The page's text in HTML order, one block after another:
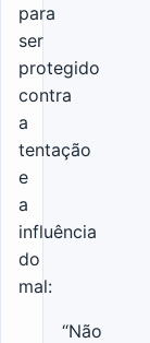
para
ser
protegido
contra
a
tentação
e
a
influência
do
mal:
“Não